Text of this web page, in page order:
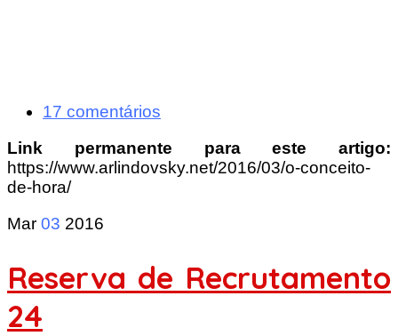
17 comentários
Link permanente para este artigo:
https://www.arlindovsky.net/2016/03/o-conceito-
de-hora/
Mar 03 2016
Reserva de Recrutamento
24